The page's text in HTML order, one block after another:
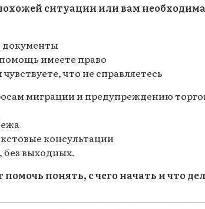
ситуации или вам
документы
имеете право
что не справляетесь
миграции и предупреждению
консультации
без выходных.
понять, с чего начать и что